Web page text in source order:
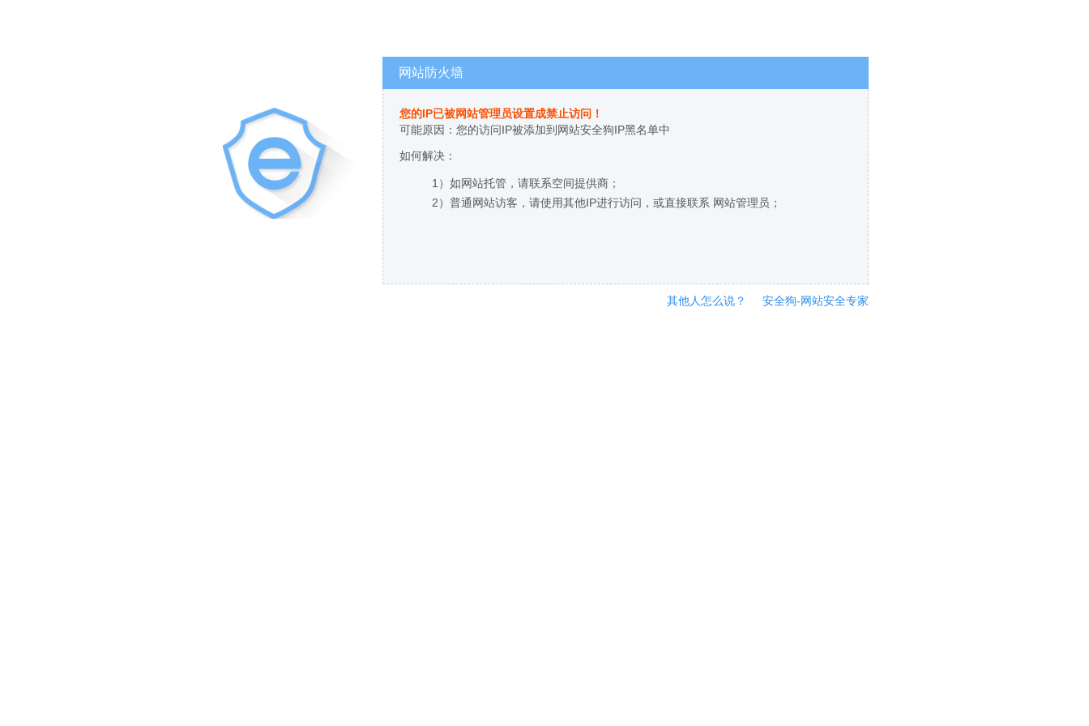
网站防火墙
您的IP已被网站管理员设置成禁止访问！
可能原因：您的访问IP被添加到网站安全狗IP黑名单中
如何解决：
1）如网站托管，请联系空间提供商；
2）普通网站访客，请使用其他IP进行访问，或直接联系 网站管理员；
其他人怎么说？ 安全狗-网站安全专家